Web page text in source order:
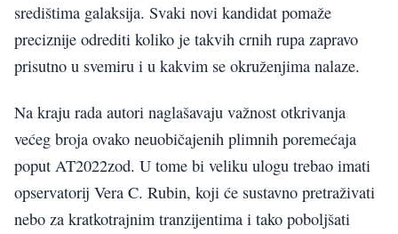
središtima galaksija. Svaki novi kandidat pomaže
preciznije odrediti koliko je takvih crnih rupa zapravo
prisutno u svemiru i u kakvim se okruženjima nalaze.
Na kraju rada autori naglašavaju važnost otkrivanja
većeg broja ovako neuobičajenih plimnih poremećaja
poput AT2022zod. U tome bi veliku ulogu trebao imati
opservatorij Vera C. Rubin, koji će sustavno pretraživati
nebo za kratkotrajnim tranzijentima i tako poboljšati